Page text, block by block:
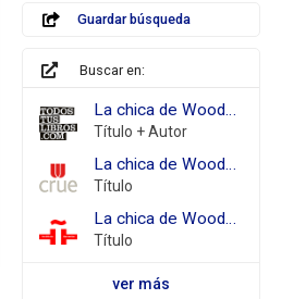
Guardar búsqueda
Buscar en:
todostuslibros.com La chica de Woodstock Castillo Castro, Elena
Título + Autor
REBIUN La chica de Woodstock
Título
Biblioteca
Virtual
La chica de Woodstock
Título
ver más